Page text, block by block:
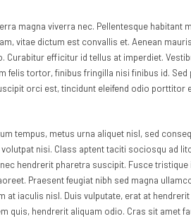
magna viverra nec. Pellentesque habitant
vitae dictum est convallis et. Aenean
Curabitur efficitur id tellus at imperdiet.
felis tortor, finibus fringilla nisi finibus id. Sed
orci est, tincidunt eleifend odio porttitor
tempus, metus urna aliquet nisl, sed
nisi. Class aptent taciti sociosqu ad
hendrerit pharetra suscipit. Fusce tristique
Praesent feugiat nibh sed magna
iaculis nisl. Duis vulputate, erat at
quis, hendrerit aliquam odio. Cras sit amet